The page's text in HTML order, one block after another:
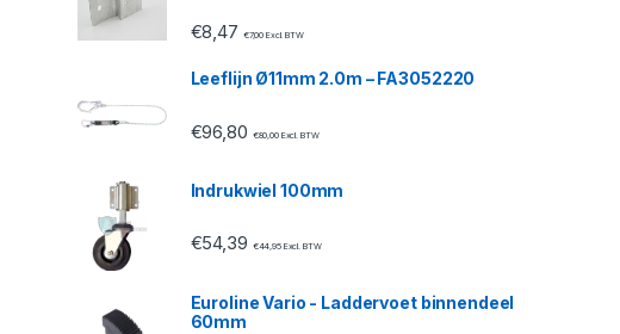
€8,47 €7,00 Excl. BTW
Leeflijn Ø11mm 2.0m – FA3052220
€96,80 €80,00Excl. BTW
Indrukwiel 100mm
€54,39 €44,95Excl. BTW
Euroline Vario - Laddervoet binnendeel
60mm